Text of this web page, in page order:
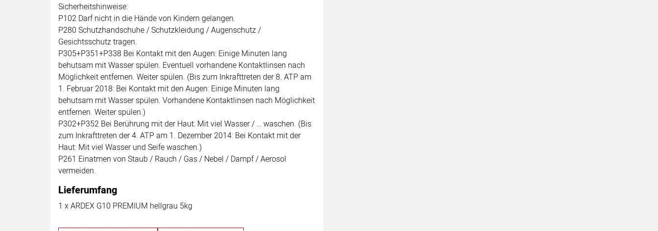
Sicherheitshinweise:
P102 Darf nicht in die Hände von Kindern gelangen.
P280 Schutzhandschuhe / Schutzkleidung / Augenschutz /
Gesichtsschutz tragen.
P305+P351+P338 Bei Kontakt mit den Augen: Einige Minuten lang
behutsam mit Wasser spülen. Eventuell vorhandene Kontaktlinsen nach
Möglichkeit entfernen. Weiter spülen. (Bis zum Inkrafttreten der 8. ATP am
1. Februar 2018: Bei Kontakt mit den Augen: Einige Minuten lang
behutsam mit Wasser spülen. Vorhandene Kontaktlinsen nach Möglichkeit
entfernen. Weiter spülen.)
P302+P352 Bei Berührung mit der Haut: Mit viel Wasser / … waschen. (Bis
zum Inkrafttreten der 4. ATP am 1. Dezember 2014: Bei Kontakt mit der
Haut: Mit viel Wasser und Seife waschen.)
P261 Einatmen von Staub / Rauch / Gas / Nebel / Dampf / Aerosol
vermeiden.
Lieferumfang
1 x ARDEX G10 PREMIUM hellgrau 5kg